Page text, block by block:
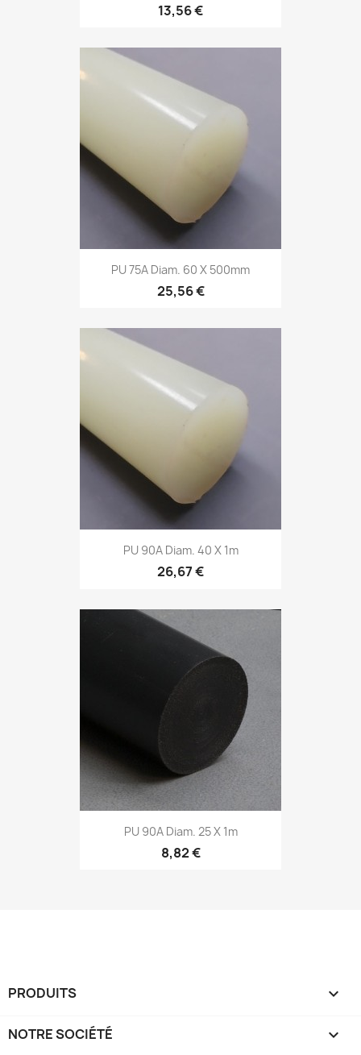
13,56 €
PU 75A Diam. 60 X 500mm
25,56 €
PU 90A Diam. 40 X 1m
26,67 €
PU 90A Diam. 25 X 1m
8,82 €
PRODUITS 
NOTRE SOCIÉTÉ 